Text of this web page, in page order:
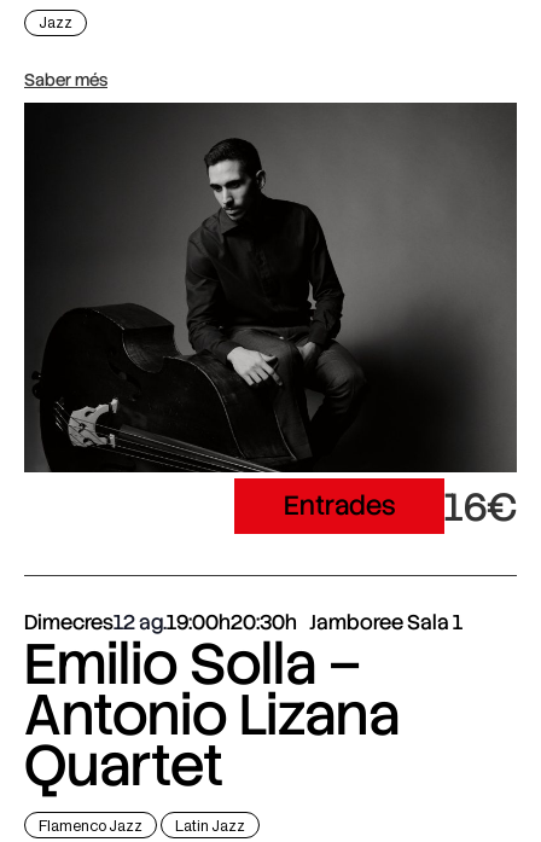
Jazz
Saber més
Entrades 16€
Dimecres12 ag.19:00h20:30h Jamboree Sala 1
Emilio Solla –
Antonio Lizana
Quartet
Flamenco Jazz Latin Jazz